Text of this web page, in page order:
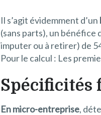
Il s’agit évidemment d’un
(sans parts), un bénéfice
imputer ou à retirer) de
Pour le calcul : Les
Spécificités
En micro-entreprise,